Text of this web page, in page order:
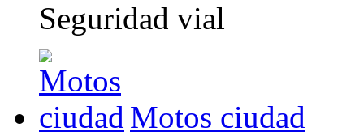
Seguridad vial
Motos ciudad